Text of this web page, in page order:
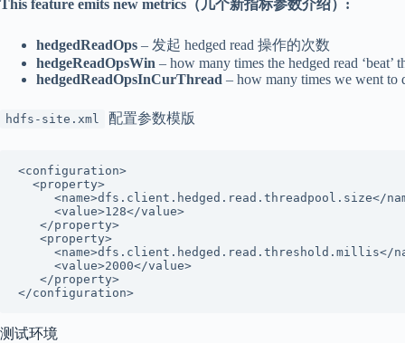
This feature emits new metrics（几个新指标参数介绍）:
hedgedReadOps – 发起 hedged read 操作的次数
hedgeReadOpsWin – how many times the hedged read ‘beat’
hedgedReadOpsInCurThread – how many times we went to
hdfs-site.xml 配置参数模版
<configuration>
</configuration>
测试环境